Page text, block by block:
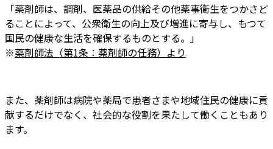
「薬剤師は、調剤、医薬品の供給その他薬事衛生をつかさど
ることによって、公衆衛生の向上及び増進に寄与し、もつて
国民の健康な生活を確保するものとする。」
※薬剤師法（第1条：薬剤師の任務）より
また、薬剤師は病院や薬局で患者さまや地域住民の健康に貢
献するだけでなく、社会的な役割を果たして働くこともあり
ます。